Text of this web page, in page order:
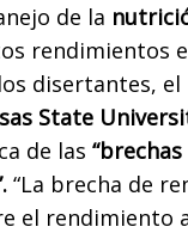
de la
rendimientos
disertantes, el
State
de las
“La brecha de
el rendimiento